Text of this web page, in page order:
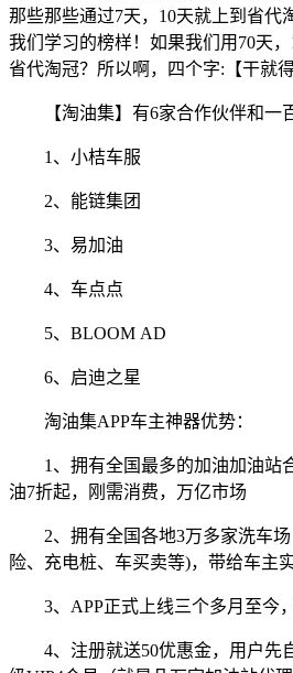
那些那些通过7天，10天就上到省代
我们学习的榜样！如果我们用70天
省代淘冠？所以啊，四个字:【干就得
【淘油集】有6家合作伙伴和一
1、小桔车服
2、能链集团
3、易加油
4、车点点
5、BLOOM AD
6、启迪之星
淘油集APP车主神器优势：
1、拥有全国最多的加油加油站
油7折起，刚需消费，万亿市场
2、拥有全国各地3万多家洗车
险、充电桩、车买卖等)，带给车主
3、APP正式上线三个多月至今
4、注册就送50优惠金，用户先